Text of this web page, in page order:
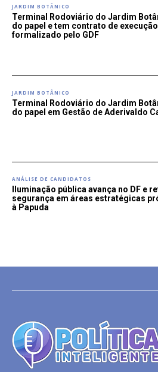
JARDIM BOTÂNICO
Terminal Rodoviário do Jardim
do papel e tem contrato de execução
formalizado pelo GDF
JARDIM BOTÂNICO
Terminal Rodoviário do Jardim
do papel em Gestão de Aderivaldo
ANÁLISE DE CANDIDATOS
Iluminação pública avança no DF e
segurança em áreas estratégicas
à Papuda